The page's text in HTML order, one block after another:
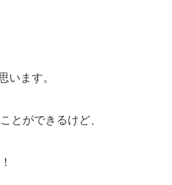
います。
とができるけど、